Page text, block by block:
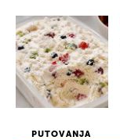
PUTOVANJA